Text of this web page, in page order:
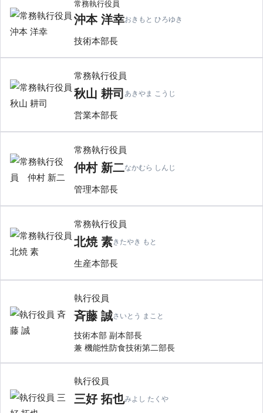
常務執行役員
沖本 洋幸おきもと ひろゆき
技術本部長
常務執行役員
秋山 耕司あきやま こうじ
営業本部長
常務執行役員
仲村 新二なかむら しんじ
管理本部長
常務執行役員
北焼 素きたやき もと
生産本部長
執行役員
斉藤 誠さいとう まこと
技術本部 副本部長
兼 機能性防食技術第二部長
執行役員
三好 拓也みよし たくや